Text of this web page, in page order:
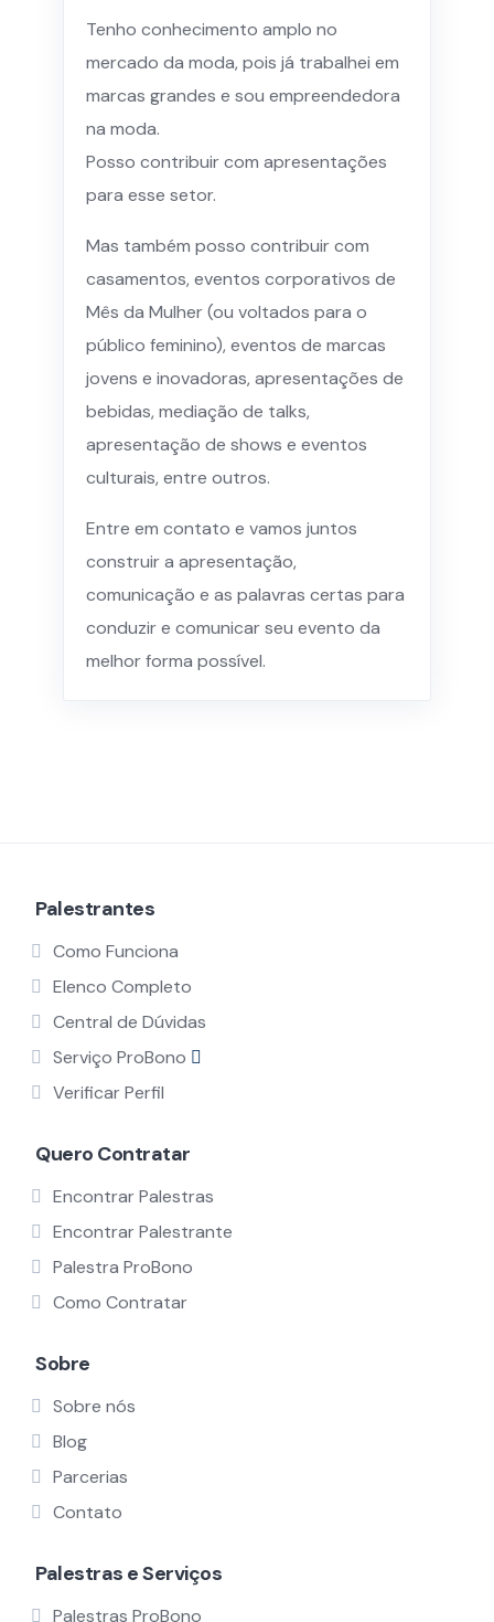
Tenho conhecimento amplo no
mercado da moda, pois já trabalhei em
marcas grandes e sou empreendedora
na moda.
Posso contribuir com apresentações
para esse setor.
Mas também posso contribuir com
casamentos, eventos corporativos de
Mês da Mulher (ou voltados para o
público feminino), eventos de marcas
jovens e inovadoras, apresentações de
bebidas, mediação de talks,
apresentação de shows e eventos
culturais, entre outros.
Entre em contato e vamos juntos
construir a apresentação,
comunicação e as palavras certas para
conduzir e comunicar seu evento da
melhor forma possível.
Palestrantes
Como Funciona
Elenco Completo
Central de Dúvidas
Serviço ProBono
Verificar Perfil
Quero Contratar
Encontrar Palestras
Encontrar Palestrante
Palestra ProBono
Como Contratar
Sobre
Sobre nós
Blog
Parcerias
Contato
Palestras e Serviços
Palestras ProBono